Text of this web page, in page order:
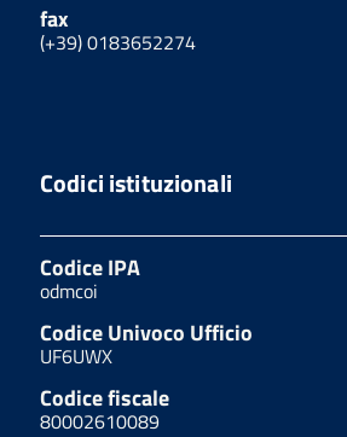
fax
(+39) 0183652274
Codici istituzionali
Codice IPA
odmcoi
Codice Univoco Ufficio
UF6UWX
Codice fiscale
80002610089